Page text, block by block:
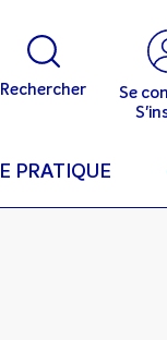
Rechercher
Se
PRATIQUE